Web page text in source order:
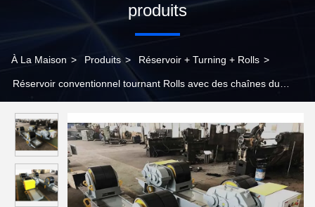
produits
À La Maison > Produits > Réservoir + Turning + Rolls >
Réservoir conventionnel tournant Rolls avec des chaînes du